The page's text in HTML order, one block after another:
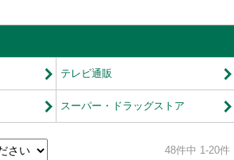
テレビ通販
スーパー・ドラッグストア
48件中 1-20件